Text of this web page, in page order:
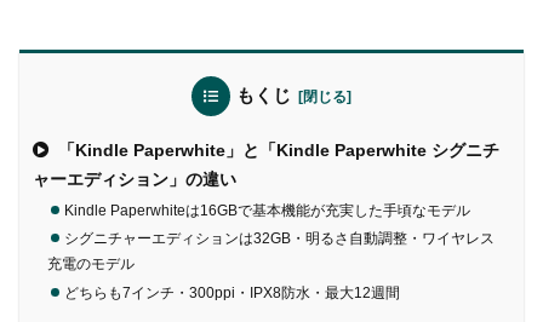
もくじ
「Kindle Paperwhite」と「Kindle Paperwhite シグニチ
ャーエディション」の違い
Kindle Paperwhiteは16GBで基本機能が充実した手頃なモデル
シグニチャーエディションは32GB・明るさ自動調整・ワイヤレス
充電のモデル
どちらも7インチ・300ppi・IPX8防水・最大12週間